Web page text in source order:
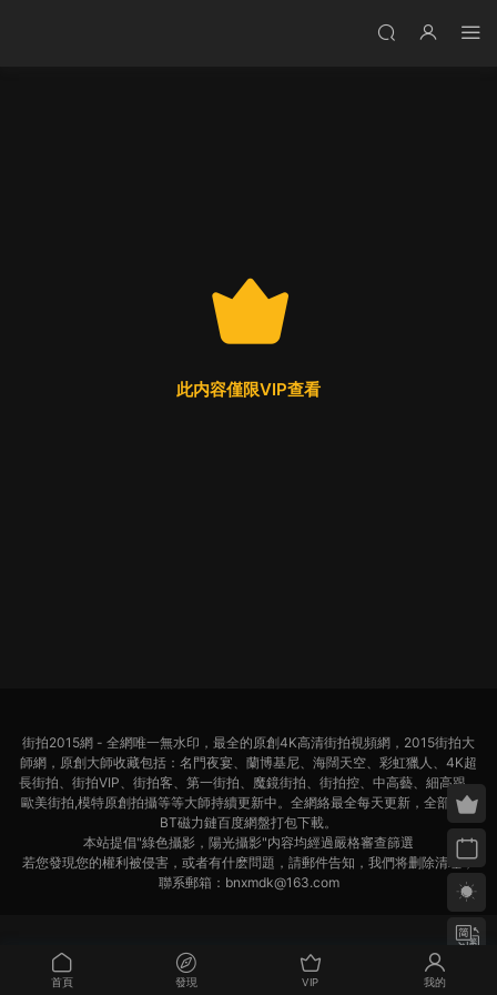
此内容僅限VIP查看
街拍2015網 - 全網唯一無水印，最全的原創4K高清街拍視頻網，2015街拍大
師網，原創大師收藏包括：名門夜宴、蘭博基尼、海闊天空、彩虹獵人、4K超
長街拍、街拍VIP、街拍客、第一街拍、魔鏡街拍、街拍控、中高藝、細高跟、
歐美街拍,模特原創拍攝等等大師持續更新中。全網絡最全每天更新，全部迅雷
BT磁力鏈百度網盤打包下載。
本站提倡"綠色攝影，陽光攝影"内容均經過嚴格審查篩選
若您發現您的權利被侵害，或者有什麽問題，請郵件告知，我們将删除清理，
聯系郵箱： bnxmdk@163.com
首頁 發現 VIP 我的